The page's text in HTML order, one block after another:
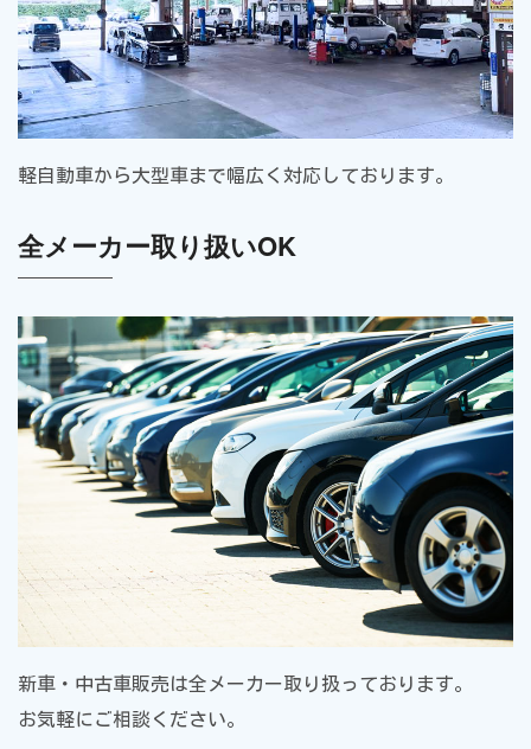
軽自動車から大型車まで幅広く対応しております。
全メーカー取り扱いOK
新車・中古車販売は全メーカー取り扱っております。
お気軽にご相談ください。